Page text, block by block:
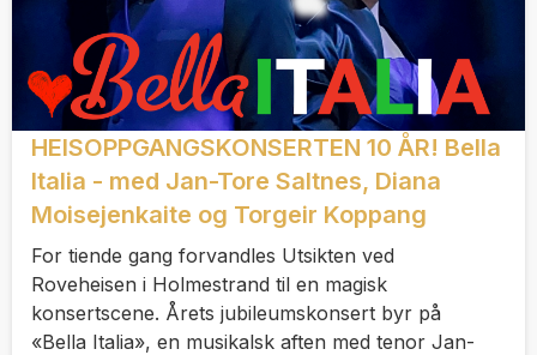
HEISOPPGANGSKONSERTEN 10 ÅR! Bella
Italia - med Jan-Tore Saltnes, Diana
Moisejenkaite og Torgeir Koppang
For tiende gang forvandles Utsikten ved
Roveheisen i Holmestrand til en magisk
konsertscene. Årets jubileumskonsert byr på
«Bella Italia», en musikalsk aften med tenor Jan-